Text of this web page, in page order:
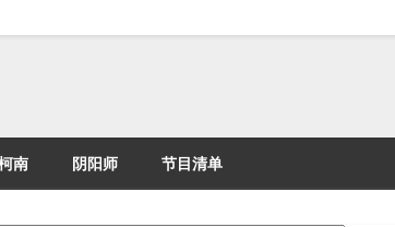
南 阴阳师 节目清单